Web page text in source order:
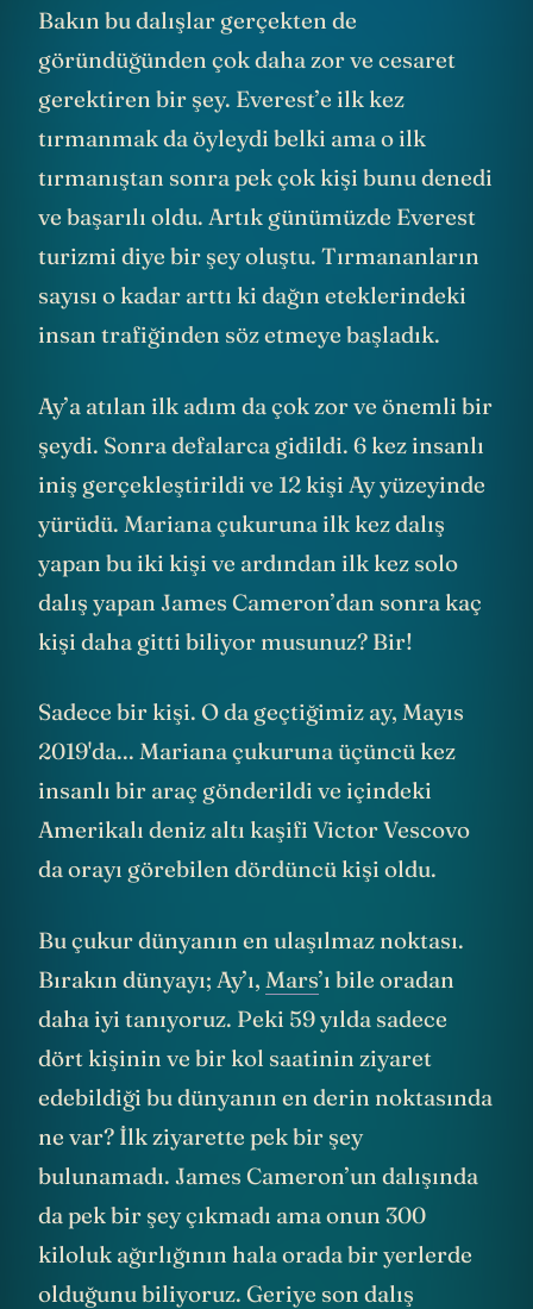
Bakın bu dalışlar gerçekten de
göründüğünden çok daha zor ve cesaret
gerektiren bir şey. Everest’e ilk kez
tırmanmak da öyleydi belki ama o ilk
tırmanıştan sonra pek çok kişi bunu denedi
ve başarılı oldu. Artık günümüzde Everest
turizmi diye bir şey oluştu. Tırmananların
sayısı o kadar arttı ki dağın eteklerindeki
insan trafiğinden söz etmeye başladık.
Ay’a atılan ilk adım da çok zor ve önemli bir
şeydi. Sonra defalarca gidildi. 6 kez insanlı
iniş gerçekleştirildi ve 12 kişi Ay yüzeyinde
yürüdü. Mariana çukuruna ilk kez dalış
yapan bu iki kişi ve ardından ilk kez solo
dalış yapan James Cameron’dan sonra kaç
kişi daha gitti biliyor musunuz? Bir!
Sadece bir kişi. O da geçtiğimiz ay, Mayıs
2019'da... Mariana çukuruna üçüncü kez
insanlı bir araç gönderildi ve içindeki
Amerikalı deniz altı kaşifi Victor Vescovo
da orayı görebilen dördüncü kişi oldu.
Bu çukur dünyanın en ulaşılmaz noktası.
Bırakın dünyayı; Ay’ı, Mars’ı bile oradan
daha iyi tanıyoruz. Peki 59 yılda sadece
dört kişinin ve bir kol saatinin ziyaret
edebildiği bu dünyanın en derin noktasında
ne var? İlk ziyarette pek bir şey
bulunamadı. James Cameron’un dalışında
da pek bir şey çıkmadı ama onun 300
kiloluk ağırlığının hala orada bir yerlerde
olduğunu biliyoruz. Geriye son dalış